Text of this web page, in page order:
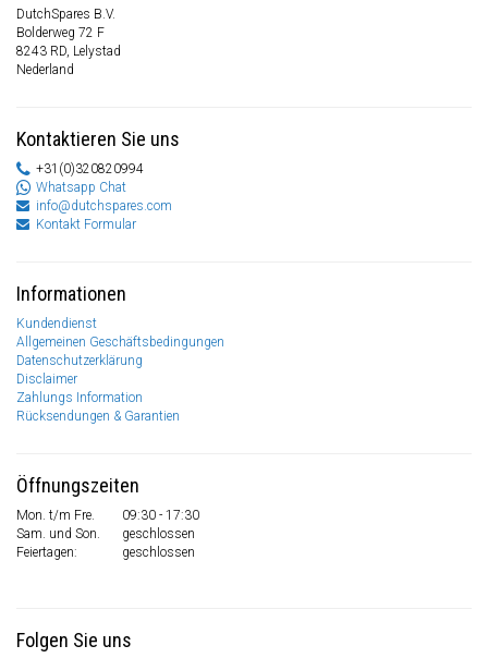
DutchSpares B.V.
Bolderweg 72 F
8243 RD, Lelystad
Nederland
Kontaktieren Sie uns
+31(0)320820994
Whatsapp Chat
info@dutchspares.com
Kontakt Formular
Informationen
Kundendienst
Allgemeinen Geschäftsbedingungen
Datenschutzerklärung
Disclaimer
Zahlungs Information
Rücksendungen & Garantien
Öffnungszeiten
Mon. t/m Fre.
09:30 - 17:30
Sam. und Son.
geschlossen
Feiertagen:
geschlossen
Folgen Sie uns